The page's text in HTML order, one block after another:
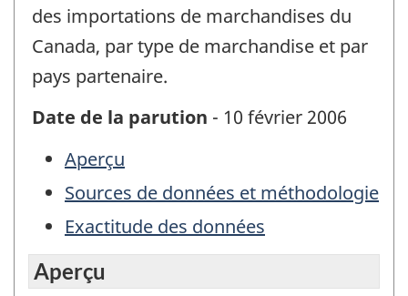
des importations de marchandises du
Canada, par type de marchandise et par
pays partenaire.
Date de la parution - 10 février 2006
Aperçu
Sources de données et méthodologie
Exactitude des données
Aperçu